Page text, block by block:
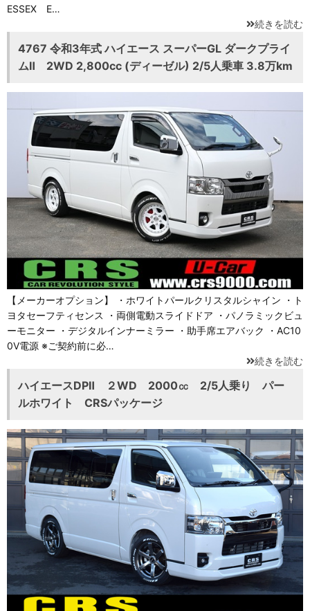
ESSEX E…
続きを読む
4767 令和3年式 ハイエース スーパーGL ダークプライ
ムⅡ 2WD 2,800cc (ディーゼル) 2/5人乗車 3.8万km
【メーカーオプション】 ・ホワイトパールクリスタルシャイン ・ト
ヨタセーフティセンス ・両側電動スライドドア ・パノラミックビュ
ーモニター ・デジタルインナーミラー ・助手席エアバック ・AC10
0V電源 ※ご契約前に必…
続きを読む
ハイエースDPⅡ ２WD 2000㏄ 2/5人乗り パー
ルホワイト CRSパッケージ